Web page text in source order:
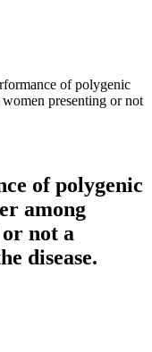
of polygenic
presenting or not
of polygenic
among
not a
disease.